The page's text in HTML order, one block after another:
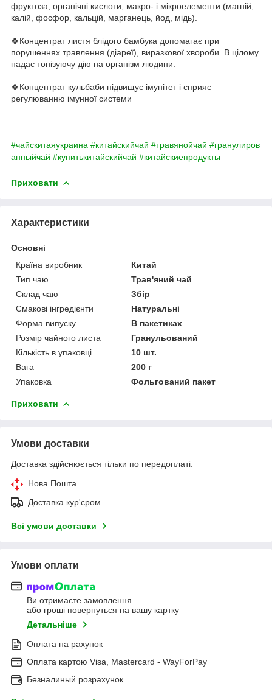
фруктоза, органічні кислоти, макро- і мікроелементи (магній,
калій, фосфор, кальцій, марганець, йод, мідь).
🍀Концентрат листя блідого бамбука допомагає при
порушеннях травлення (діареї), виразкової хвороби. В цілому
надає тонізуючу дію на організм людини.
🍀Концентрат кульбаби підвищує імунітет і сприяє
регулюванню імунної системи
#чайскитаяукраина #китайскийчай #травянойчай #гранулиров
анныйчай #купитькитайскийчай #китайскиепродукты
Приховати
Характеристики
Основні
Країна виробник
Китай
Тип чаю
Трав'яний чай
Склад чаю
Збір
Смакові інгредієнти
Натуральні
Форма випуску
В пакетиках
Розмір чайного листа
Гранульований
Кількість в упаковці
10 шт.
Вага
200 г
Упаковка
Фольгований пакет
Приховати
Умови доставки
Доставка здійснюється тільки по передоплаті.
Нова Пошта
Доставка кур'єром
Всі умови доставки
Умови оплати
Ви отримаєте замовлення
або гроші повернуться на вашу картку
Детальніше
Оплата на рахунок
Оплата картою Visa, Mastercard - WayForPay
Безналиный розрахунок